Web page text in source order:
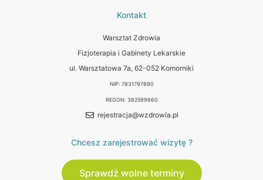
Kontakt
Warsztat Zdrowia
Fizjoterapia i Gabinety Lekarskie
ul. Warsztatowa 7a, 62-052 Komorniki
NIP: 7831797890
REGON: 382599660
rejestracja@wzdrowia.pl
Chcesz zarejestrować wizytę ?
Sprawdź wolne terminy